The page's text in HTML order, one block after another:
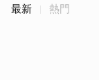
最新 熱門